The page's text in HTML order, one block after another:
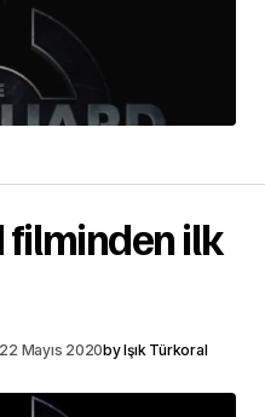
filminden ilk
22 Mayıs 2020byIşık Türkoral